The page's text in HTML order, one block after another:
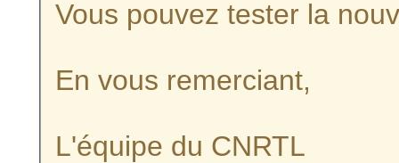
Vous pouvez tester la
En vous remerciant,
L'équipe du CNRTL